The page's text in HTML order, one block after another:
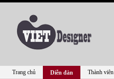
Trang chủ Diễn đàn Thành viên